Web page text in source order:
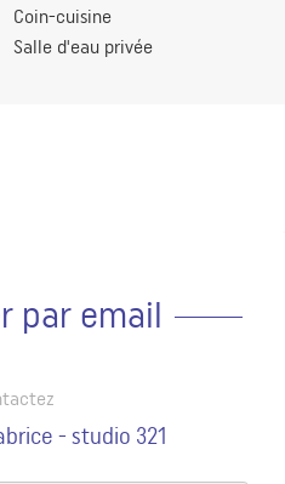
Coin-cuisine
Salle d'eau privée
par email
- studio 321